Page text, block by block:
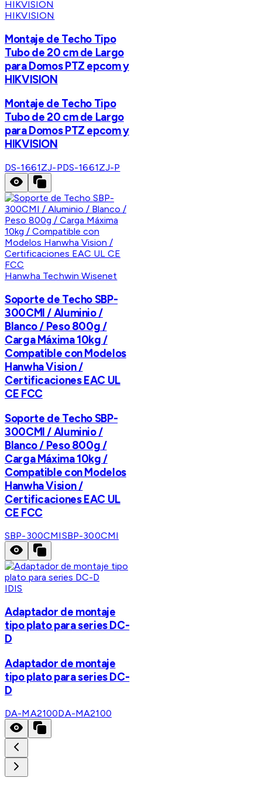
HIKVISION
Montaje de Techo Tipo
Tubo de 20 cm de Largo
para Domos PTZ epcom y
HIKVISION
Montaje de Techo Tipo
Tubo de 20 cm de Largo
para Domos PTZ epcom y
HIKVISION
DS-1661ZJ-PDS-1661ZJ-P
Hanwha Techwin Wisenet
Soporte de Techo SBP-
300CMI / Aluminio /
Blanco / Peso 800g /
Carga Máxima 10kg /
Compatible con Modelos
Hanwha Vision /
Certificaciones EAC UL
CE FCC
Soporte de Techo SBP-
300CMI / Aluminio /
Blanco / Peso 800g /
Carga Máxima 10kg /
Compatible con Modelos
Hanwha Vision /
Certificaciones EAC UL
CE FCC
SBP-300CMISBP-300CMI
IDIS
Adaptador de montaje
tipo plato para series DC-
D
Adaptador de montaje
tipo plato para series DC-
D
DA-MA2100DA-MA2100